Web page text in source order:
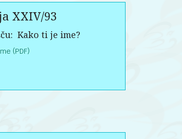
XXIV/93
Kako ti je ime?
(PDF)